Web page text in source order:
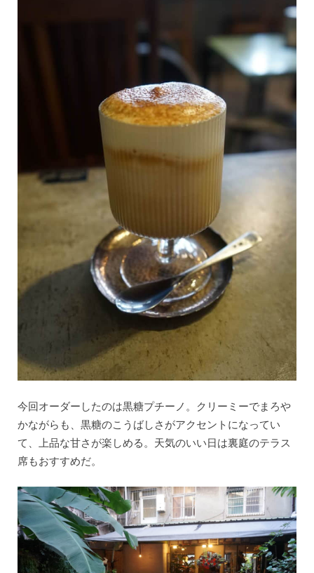
今回オーダーしたのは黒糖プチーノ。クリーミーでまろや
かながらも、黒糖のこうばしさがアクセントになってい
て、上品な甘さが楽しめる。天気のいい日は裏庭のテラス
席もおすすめだ。